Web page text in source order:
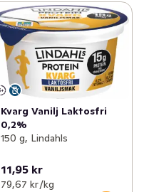
Kvarg Vanilj Laktosfri
0,2%
150 g, Lindahls
11,95 kr
79,67 kr /kg